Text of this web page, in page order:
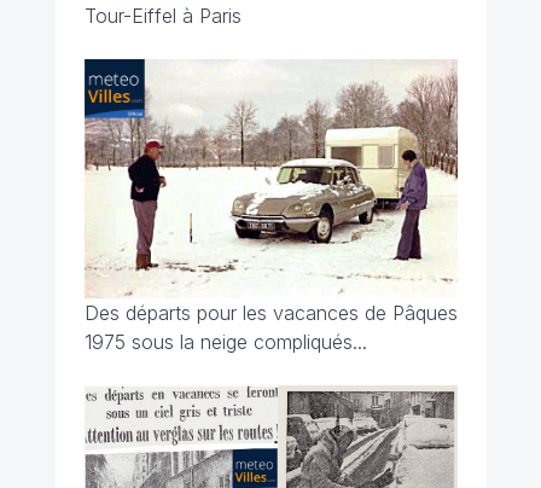
Tour-Eiffel à Paris
Des départs pour les vacances de Pâques
1975 sous la neige compliqués...